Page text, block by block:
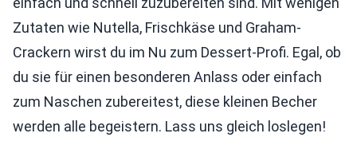
Zutaten wie Nutella, Frischkäse und Graham-
Crackern wirst du im Nu zum Dessert-Profi. Egal, ob
du sie für einen besonderen Anlass oder einfach
zum Naschen zubereitest, diese kleinen Becher
werden alle begeistern. Lass uns gleich loslegen!